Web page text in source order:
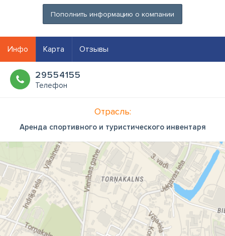
Пополнить информацию о компании
Инфо Карта Отзывы
29554155
Телефон
Отрасль:
Аренда спортивного и туристического инвентаря